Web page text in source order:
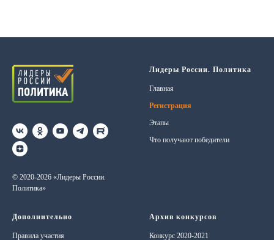
© 2020-2026 «Лидеры России.
Политика»
Лидеры России. Политика
Главная
Регистрация
Этапы
Что получают победители
Дополнительно
Правила участия
Архив конкурсов
Конкурс 2020-2021